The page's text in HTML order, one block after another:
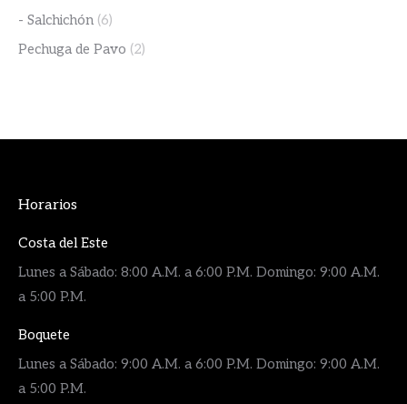
- Salchichón (6)
Pechuga de Pavo (2)
Horarios
Costa del Este
Lunes a Sábado: 8:00 A.M. a 6:00 P.M. Domingo: 9:00 A.M.
a 5:00 P.M.
Boquete
Lunes a Sábado: 9:00 A.M. a 6:00 P.M. Domingo: 9:00 A.M.
a 5:00 P.M.